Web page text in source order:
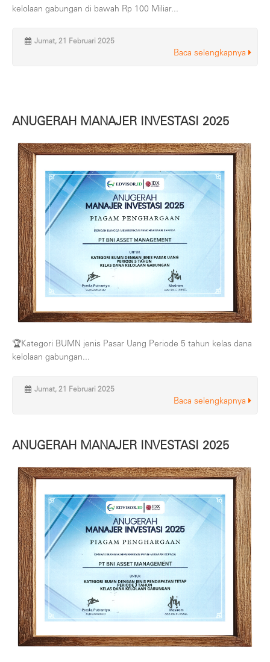
kelolaan gabungan di bawah Rp 100 Miliar...
Jumat, 21 Februari 2025
Baca selengkapnya
ANUGERAH MANAJER INVESTASI 2025
🏆Kategori BUMN jenis Pasar Uang Periode 5 tahun kelas dana
kelolaan gabungan...
Jumat, 21 Februari 2025
Baca selengkapnya
ANUGERAH MANAJER INVESTASI 2025